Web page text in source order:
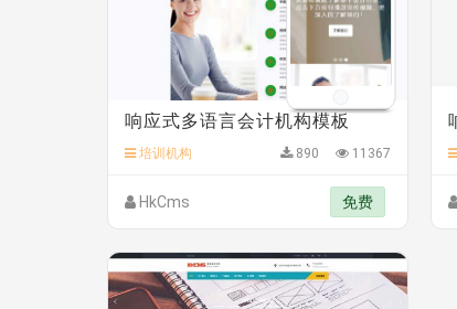
响应式多语言会计机构模板
培训机构 890 11367
HkCms 免费